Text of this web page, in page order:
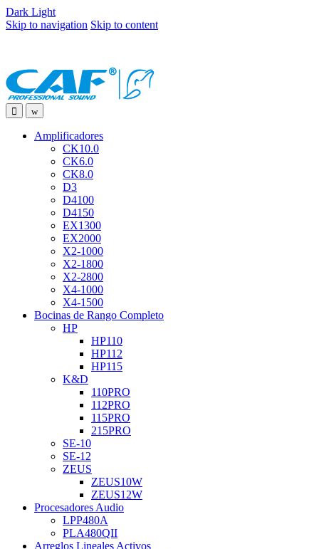
Dark Light
Skip to navigation Skip to content
Amplificadores
CK10.0
CK6.0
CK8.0
D3
D4100
D4150
EX1300
EX2000
X2-1000
X2-1800
X2-2800
X4-1000
X4-1500
Bocinas de Rango Completo
HP
HP110
HP112
HP115
K&D
110PRO
112PRO
115PRO
215PRO
SE-10
SE-12
ZEUS
ZEUS10W
ZEUS12W
Procesadores Audio
LPP480A
PLA480QII
Arreglos Lineales Activos